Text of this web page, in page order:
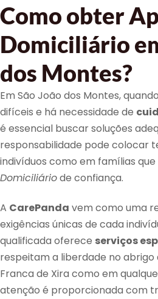
Como obter
Domiciliário
dos Montes?
Em São João dos Montes,
difíceis e há necessidade de
é essencial buscar soluções
responsabilidade pode colocar
indivíduos como em famílias
Domiciliáriode confiança.
A CarePanda vem como uma
exigências únicas de cada
qualificada oferece serviços
respeitam a liberdade no abrigo
Franca de Xira como em
atenção é proporcionada com